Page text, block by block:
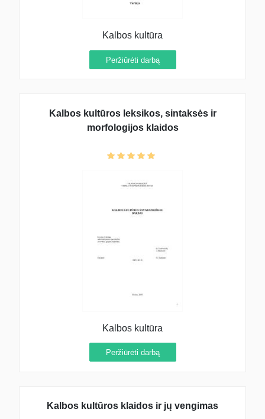
Kalbos kultūra
Peržiūrėti darbą
Kalbos kultūros leksikos, sintaksės ir
morfologijos klaidos
Kalbos kultūra
Peržiūrėti darbą
Kalbos kultūros klaidos ir jų vengimas